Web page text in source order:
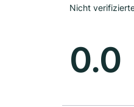
Nicht
0.0